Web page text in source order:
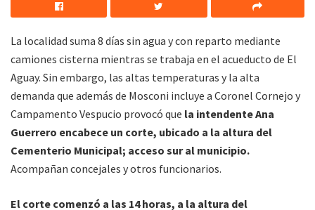
La localidad suma 8 días sin agua y con reparto mediante
camiones cisterna mientras se trabaja en el acueducto de El
Aguay. Sin embargo, las altas temperaturas y la alta
demanda que además de Mosconi incluye a Coronel Cornejo y
Campamento Vespucio provocó que la intendente Ana
Guerrero encabece un corte, ubicado a la altura del
Cementerio Municipal; acceso sur al municipio.
Acompañan concejales y otros funcionarios.
El corte comenzó a las 14 horas, a la altura del